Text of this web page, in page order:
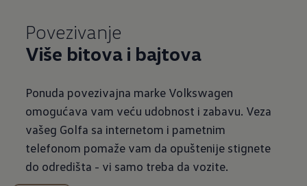
Više bitova i bajtova
Ponuda povezivajna marke Volkswagen
omogućava vam veću udobnost i zabavu. Veza
vašeg Golfa sa internetom i pametnim
telefonom pomaže vam da opuštenije stignete
do odredišta - vi samo treba da vozite.